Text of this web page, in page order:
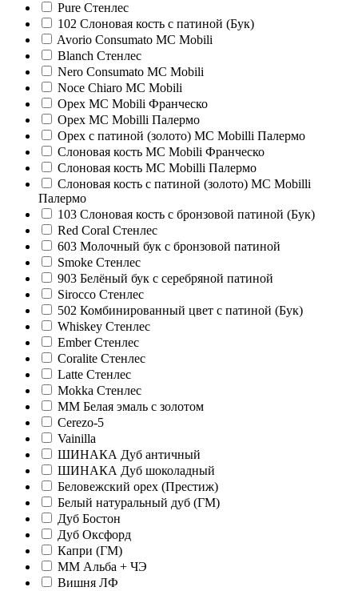
Pure Стенлес
102 Слоновая кость с патиной (Бук)
Avorio Consumato MC Mobili
Blanch Стенлес
Nero Consumato MC Mobili
Noce Chiaro MC Mobili
Орех MC Mobili Франческо
Орех MC Mobilli Палермо
Орех с патиной (золото) MC Mobilli Палермо
Слоновая кость MC Mobili Франческо
Слоновая кость MC Mobilli Палермо
Слоновая кость с патиной (золото) MC Mobilli
Палермо
103 Слоновая кость с бронзовой патиной (Бук)
Red Coral Стенлес
603 Молочный бук с бронзовой патиной
Smoke Стенлес
903 Белёный бук с серебряной патиной
Sirocco Стенлес
502 Комбинированный цвет с патиной (Бук)
Whiskey Стенлес
Ember Стенлес
Coralite Стенлес
Latte Стенлес
Mokka Стенлес
ММ Белая эмаль с золотом
Cerezo-5
Vainilla
ШИНАКА Дуб античный
ШИНАКА Дуб шоколадный
Беловежский орех (Престиж)
Белый натуральный дуб (ГМ)
Дуб Бостон
Дуб Оксфорд
Капри (ГМ)
ММ Альба + ЧЭ
Вишня ЛФ